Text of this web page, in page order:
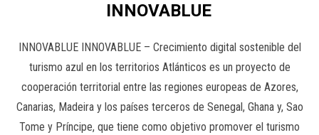
INNOVABLUE
INNOVABLUE INNOVABLUE – Crecimiento digital sostenible del
turismo azul en los territorios Atlánticos es un proyecto de
cooperación territorial entre las regiones europeas de Azores,
Canarias, Madeira y los países terceros de Senegal, Ghana y, Sao
Tome y Príncipe, que tiene como objetivo promover el turismo